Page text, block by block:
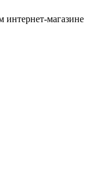
интернет-магазине